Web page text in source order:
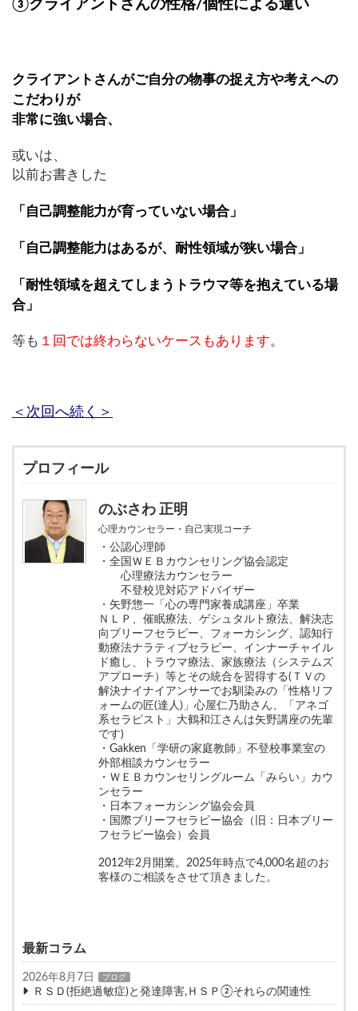
③クライアントさんの性格/個性による違い
クライアントさんがご自分の物事の捉え方や考えへの
こだわりが
非常に強い場合、
或いは、
以前お書きした
「自己調整能力が育っていない場合」
「自己調整能力はあるが、耐性領域が狭い場合」
「耐性領域を超えてしまうトラウマ等を抱えている場
合」
等も １回では終わらないケースもあります。
＜次回へ続く＞
プロフィール
のぶさわ 正明
心理カウンセラー・自己実現コーチ
・公認心理師
・全国ＷＥＢカウンセリング協会認定
心理療法カウンセラー
不登校児対応アドバイザー
・矢野惣一「心の専門家養成講座」卒業
ＮＬＰ、催眠療法、ゲシュタルト療法、解決志
向ブリーフセラピー、フォーカシング、認知行
動療法ナラティブセラピー、インナーチャイル
ド癒し、トラウマ療法、家族療法（システムズ
アプローチ）等とその統合を習得する(ＴＶの
解決ナイナイアンサーでお馴染みの「性格リフ
ォームの匠(達人)」心屋仁乃助さん、「アネゴ
系セラピスト」大鶴和江さんは矢野講座の先輩
です)
・Gakken「学研の家庭教師」不登校事業室の
外部相談カウンセラー
・ＷＥＢカウンセリングルーム「みらい」カウ
ンセラー
・日本フォーカシング協会会員
・国際ブリーフセラピー協会（旧：日本ブリー
フセラピー協会）会員
2012年2月開業。2025年時点で4,000名超のお
客様のご相談をさせて頂きました。
最新コラム
2026年8月7日 ブログ
ＲＳＤ(拒絶過敏症)と発達障害,ＨＳＰ②それらの関連性